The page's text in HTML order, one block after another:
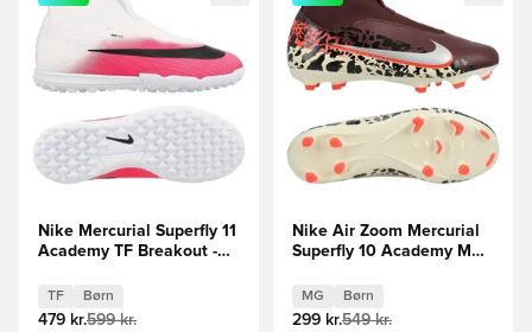
Nike Mercurial Superfly 11
Academy TF Breakout -
TF Børn
479 kr.599 kr.
Nike Air Zoom Mercurial
Superfly 10 Academy MG
Bordeaux/Sølv/Rød/Grå
Børn
MG Børn
299 kr.549 kr.